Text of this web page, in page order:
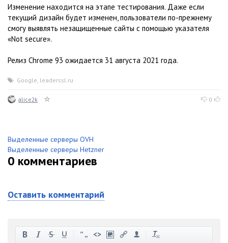
Изменение находится на этапе тестирования. Даже если
текущий дизайн будет изменен, пользователи по-прежнему
смогу выявлять незащищенные сайты с помощью указателя
«Not secure».
Релиз Chrome 93 ожидается 31 августа 2021 года.
Google leaderssl.ru
alice2k 0
Выделенные серверы OVH
Выделенные серверы Hetzner
0 комментариев
Оставить комментарий